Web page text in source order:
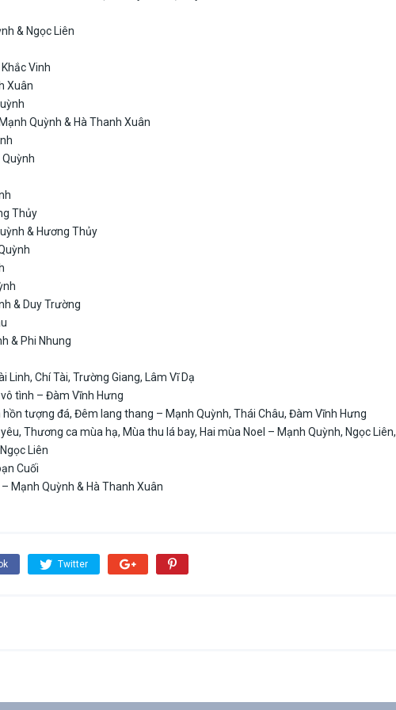
& Ngọc Liên
Vinh
Xuân
Quỳnh & Hà Thanh Xuân
Thủy
& Hương Thủy
& Duy Trường
& Phi Nhung
Linh, Chí Tài, Trường Giang, Lâm Vĩ Dạ
tình – Đàm Vĩnh Hưng
hồn tượng đá, Đêm lang thang – Mạnh Quỳnh, Thái Châu, Đàm Vĩnh Hưng
Thương ca mùa hạ, Mùa thu lá bay, Hai mùa Noel – Mạnh Quỳnh, Ngọc Liên,
Liên
Cuối
Mạnh Quỳnh & Hà Thanh Xuân
Twitter